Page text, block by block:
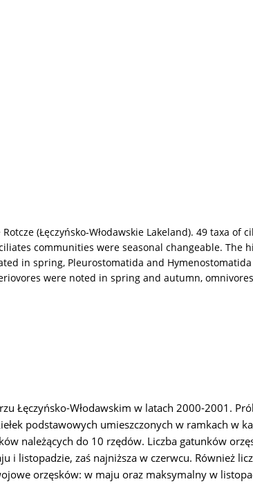
(Łęczyńsko-Włodawskie Lakeland). 49 taxa of
communities were seasonal changeable. The
in spring, Pleurostomatida and
were noted in spring and autumn,
Łęczyńsko-Włodawskim w latach 2000-2001.
podstawowych umieszczonych w ramkach w
należących do 10 rzędów. Liczba gatunków
i listopadzie, zaś najniższa w czerwcu. Również
orzęsków: w maju oraz maksymalny w